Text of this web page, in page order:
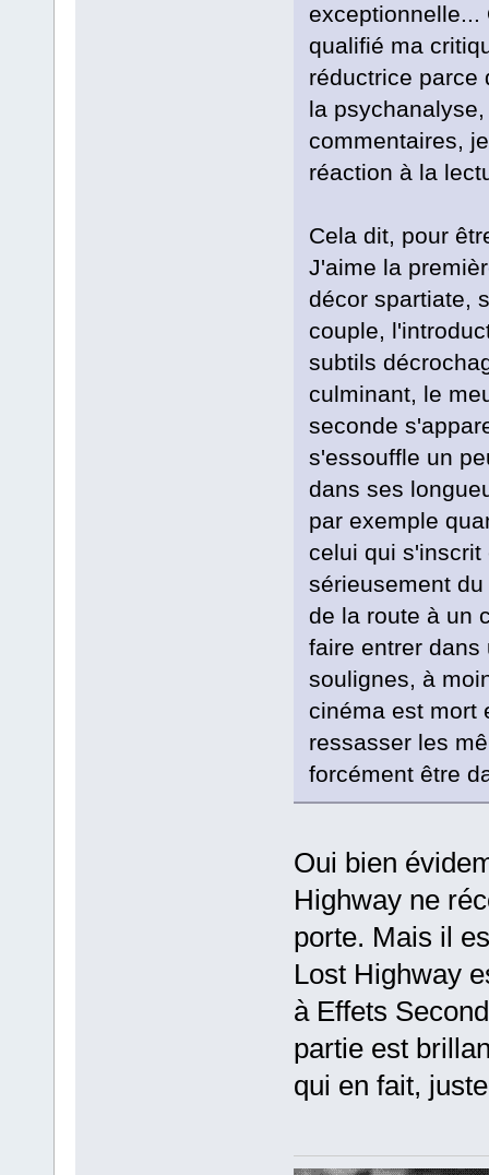
exceptionnelle...
qualifié ma
réductrice parce
la
commentaires,
réaction à la
Cela dit, pour
J'aime la
décor spartiate,
couple,
subtils
culminant, le
seconde
s'essouffle un
dans ses
par exemple
celui qui
sérieusement
de la route à un
faire entrer dans
soulignes, à
cinéma est mort
ressasser les
forcément être
Oui bien
Highway ne
porte. Mais il
Lost Highway
à Effets
partie est
qui en fait,